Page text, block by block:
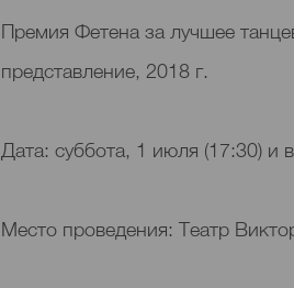
Премия Фетена за лучшее
представление, 2018 г.
Дата: суббота, 1 июля (17:30) и
Место проведения: Театр